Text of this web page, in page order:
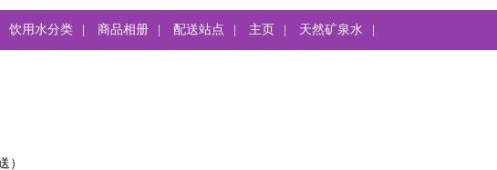
饮用水分类 商品相册 配送站点 主页 天然矿泉水
）